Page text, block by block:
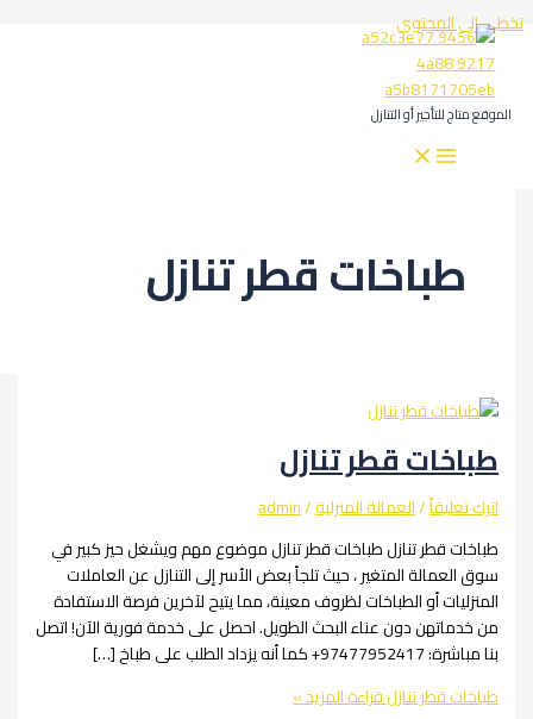
أو التنازل
قطر تنازل
قطر تنازل
/العمالة المنزلية/
admin
قطر تنازل طباخات قطر تنازل موضوع مهم ويشغل حيز كبير في
المتغير ، حيث تلجأ بعض الأسر إلى التنازل عن العاملات
أو الطباخات لظروف معينة، مما يتيح لآخرين فرصة الاستفادة
دون عناء البحث الطويل. احصل على خدمة فورية الآن! اتصل
تنازلقراءة المزيد »